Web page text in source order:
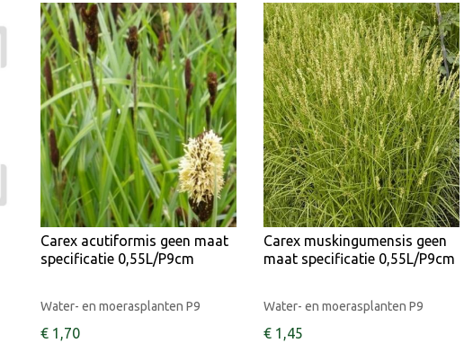
Carex acutiformis geen maat
specificatie 0,55L/P9cm
Water- en moerasplanten P9
€ 1 ,70
Carex muskingumensis geen
maat specificatie 0,55L/P9cm
Water- en moerasplanten P9
€ 1 ,45